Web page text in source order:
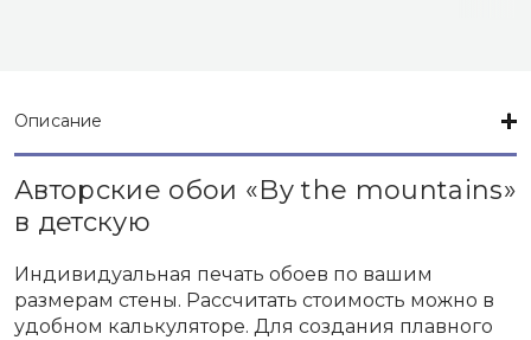
Описание
Авторские обои «By the mountains»
в детскую
Индивидуальная печать обоев по вашим
размерам стены. Рассчитать стоимость можно в
удобном калькуляторе. Для создания плавного